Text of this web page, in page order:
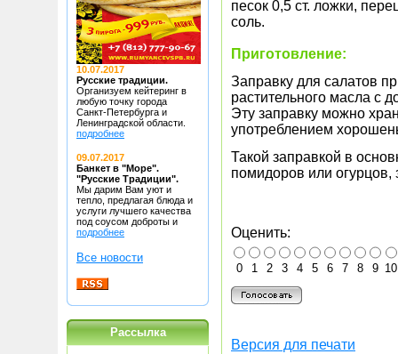
песок 0,5 ст. ложки,
соль.
Приготовление:
Заправку для салатов
растительного масла с
Эту заправку можно
употреблением
Такой заправкой в
помидоров или огурцов,
Оценить:
0 1 2 3 4 5 6 7 8 9 10
Версия для печати
10.07.2017
Русские традиции.
Организуем кейтеринг в
любую точку города
Санкт-Петербурга и
Ленинградской области.
подробнее
09.07.2017
Банкет в "Море".
"Русские Традиции".
Мы дарим Вам уют и
тепло, предлагая блюда и
услуги лучшего качества
под соусом доброты и
подробнее
Все новости
Рассылка